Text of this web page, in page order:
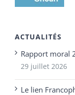
ACTUALITÉS
Rapport moral
29 juillet 2026
Le lien